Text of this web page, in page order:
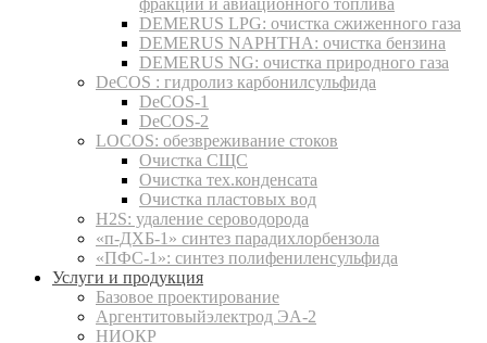
фракции и авиационного топлива
DEMERUS LPG: очистка сжиженного газа
DEMERUS NAPHTHA: очистка бензина
DEMERUS NG: очистка природного газа
DeCOS : гидролиз карбонилсульфида
DeCOS-1
DeCOS-2
LOCOS: обезвреживание стоков
Очистка СЩС
Очистка тех.конденсата
Очистка пластовых вод
H2S: удаление сероводорода
«п-ДХБ-1» синтез парадихлорбензола
«ПФС-1»: синтез полифениленсульфида
Услуги и продукция
Базовое проектирование
Аргентитовыйэлектрод ЭА-2
НИОКР